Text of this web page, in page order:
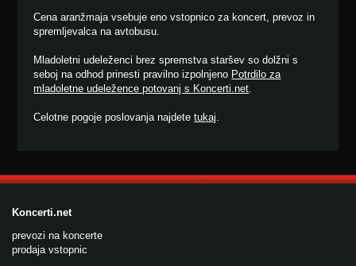
Cena aranžmaja vsebuje eno vstopnico za koncert, prevoz in
spremljevalca na avtobusu.
Mladoletni udeleženci brez spremstva staršev so dolžni s
seboj na odhod prinesti pravilno izpolnjeno Potrdilo za
mladoletne udeležence potovanj s Koncerti.net.
Celotne pogoje poslovanja najdetetukaj.
Koncerti.net
prevozi na koncerte
prodaja vstopnic